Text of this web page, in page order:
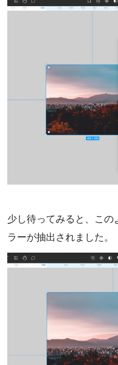
少し待ってみると、この
ラーが抽出されました。